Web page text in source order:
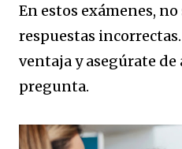
En estos exámenes,
respuestas
ventaja y asegúrate de
pregunta.